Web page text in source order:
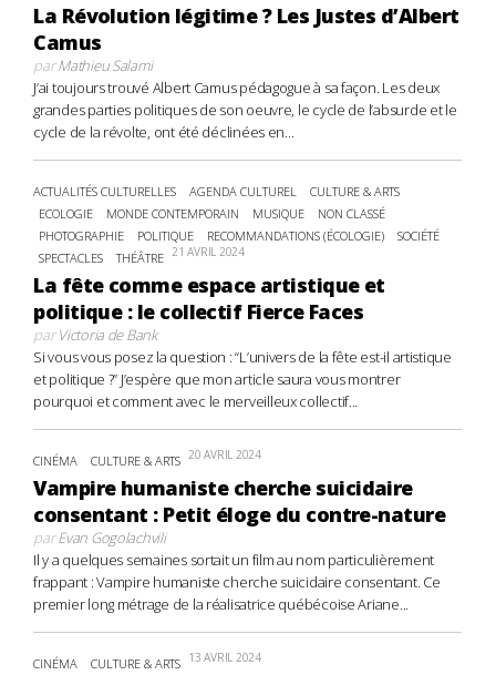
La Révolution légitime ? Les Justes d’Albert
Camus
parMathieu Salami
J’ai toujours trouvé Albert Camus pédagogue à sa façon. Les deux
grandes parties politiques de son oeuvre, le cycle de l’absurde et le
cycle de la révolte, ont été déclinées en...
ACTUALITÉS CULTURELLES AGENDA CULTUREL
CULTURE & ARTS
ECOLOGIE
MONDE CONTEMPORAIN MUSIQUE
NON CLASSÉ
PHOTOGRAPHIE
POLITIQUE RECOMMANDATIONS (ÉCOLOGIE)
SOCIÉTÉ
SPECTACLES
THÉÂTRE 21 AVRIL 2024
La fête comme espace artistique et
politique : le collectif Fierce Faces
parVictoria de Bank
Si vous vous posez la question : “L’univers de la fête est-il artistique
et politique ?” J’espère que mon article saura vous montrer
pourquoi et comment avec le merveilleux collectif...
CINÉMA CULTURE & ARTS 20 AVRIL 2024
Vampire humaniste cherche suicidaire
consentant : Petit éloge du contre-nature
parEvan Gogolachvili
Il y a quelques semaines sortait un film au nom particulièrement
frappant : Vampire humaniste cherche suicidaire consentant. Ce
premier long métrage de la réalisatrice québécoise Ariane...
CINÉMA CULTURE & ARTS 13 AVRIL 2024